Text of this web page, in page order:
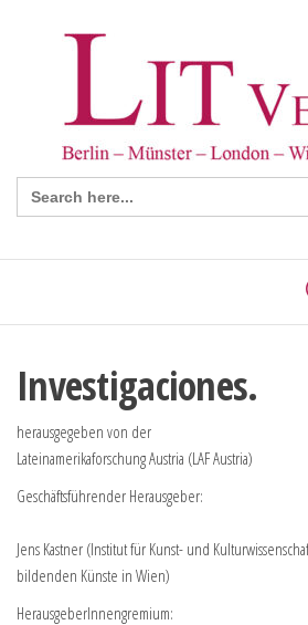
Search
for:
Investigaciones.
herausgegeben von der
Lateinamerikaforschung Austria (LAF Austria)
Geschäftsführender Herausgeber:
Jens Kastner (Institut für Kunst- und
bildenden Künste in Wien)
HerausgeberInnengremium: